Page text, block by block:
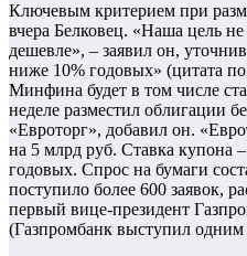
Ключевым критерием при
вчера Белковец. «Наша цель не
дешевле», – заявил он,
ниже 10% годовых» (цитата
Минфина будет в том числе
неделе разместил облигации
«Евроторг», добавил он.
на 5 млрд руб. Ставка купона
годовых. Спрос на бумаги
поступило более 600 заявок,
первый вице-президент
(Газпромбанк выступил одним